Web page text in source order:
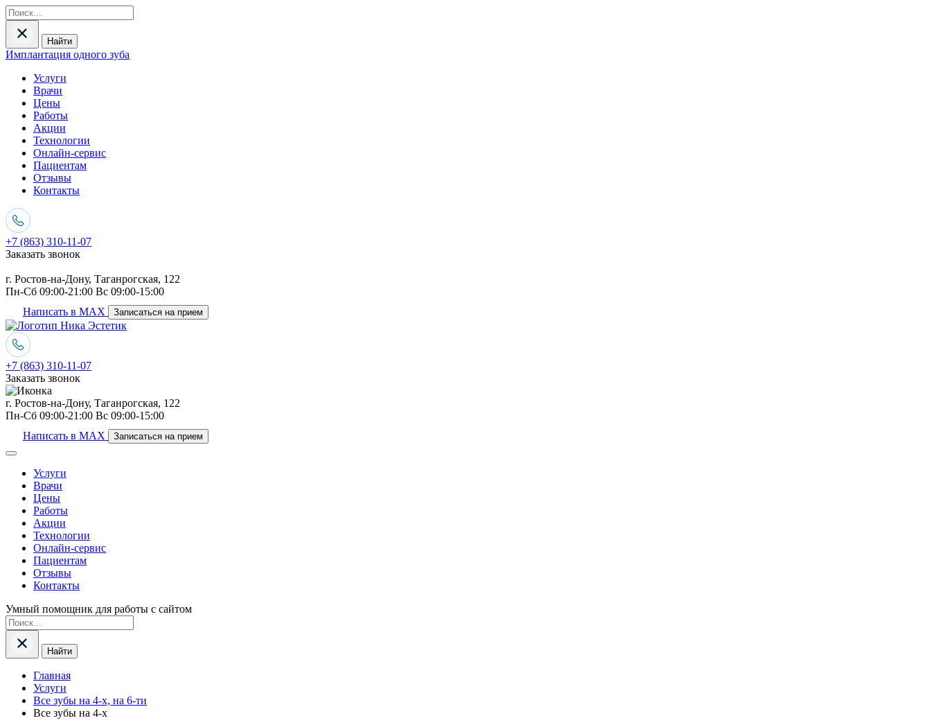
Найти
Имплантация одного зуба
Услуги
Врачи
Цены
Работы
Акции
Технологии
Онлайн-сервис
Пациентам
Отзывы
Контакты
+7 (863) 310-11-07
Заказать звонок
г. Ростов-на-Дону, Таганрогская, 122
Пн-Сб 09:00-21:00 Вс 09:00-15:00
Написать в MAX
Записаться на прием
+7 (863) 310-11-07
Заказать звонок
г. Ростов-на-Дону, Таганрогская, 122
Пн-Сб 09:00-21:00 Вс 09:00-15:00
Написать в MAX
Записаться на прием
Услуги
Врачи
Цены
Работы
Акции
Технологии
Онлайн-сервис
Пациентам
Отзывы
Контакты
Умный помощник для работы с сайтом
Найти
Главная
Услуги
Все зубы на 4-х, на 6-ти
Все зубы на 4-х